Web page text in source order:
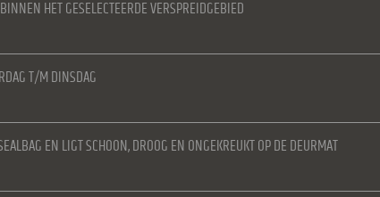
HET GESELECTEERDE VERSPREIDGEBIED
T/M DINSDAG
EN LIGT SCHOON, DROOG EN ONGEKREUKT OP DE DEURMAT